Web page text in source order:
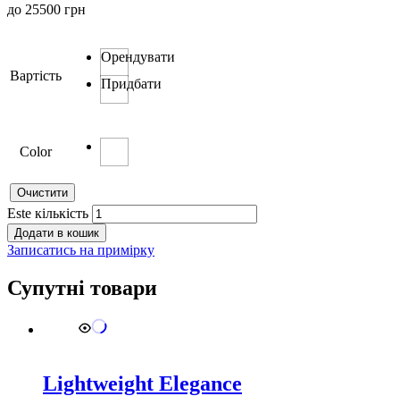
до 25500 грн
Вартість
Орендувати
Придбати
Color
Очистити
Este кількість
Додати в кошик
Записатись на примірку
Супутні товари
Lightweight Elegance